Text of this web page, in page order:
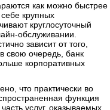
как можно быстрее
крупных
круглосуточный
обслуживании.
зависит от того,
свою очередь, банк
корпоративных
что практически во
функция
услуг, оказываемых